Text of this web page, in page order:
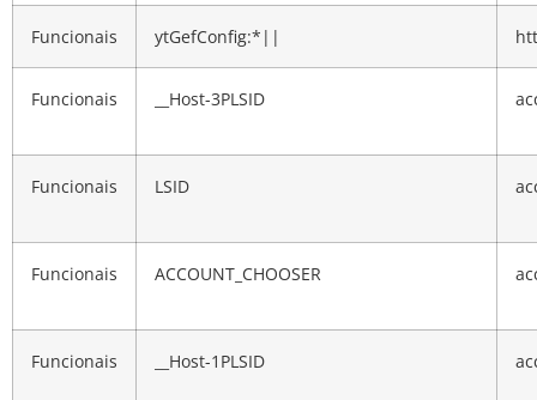
Funcionais ytGefConfig:*||
Funcionais __Host-3PLSID
Funcionais LSID
Funcionais ACCOUNT_CHOOSER
Funcionais __Host-1PLSID